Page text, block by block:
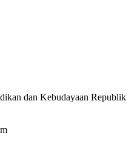
dan Kebudayaan Republik